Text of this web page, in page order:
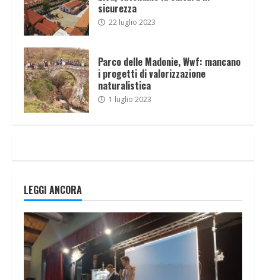
sicurezza
22 luglio 2023
Parco delle Madonie, Wwf: mancano
i progetti di valorizzazione
naturalistica
1 luglio 2023
LEGGI ANCORA